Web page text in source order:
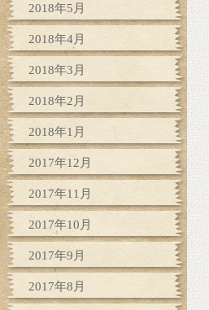
2018年5月
2018年4月
2018年3月
2018年2月
2018年1月
2017年12月
2017年11月
2017年10月
2017年9月
2017年8月